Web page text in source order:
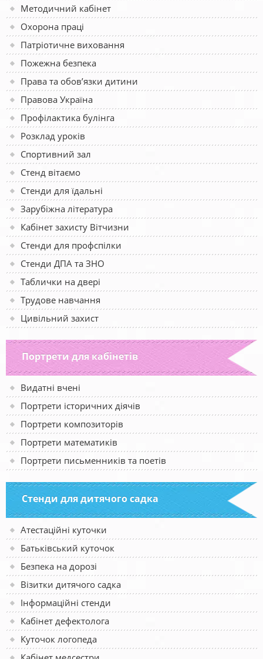
Методичний кабінет
Охорона праці
Патріотичне виховання
Пожежна безпека
Права та обов’язки дитини
Правова Україна
Профілактика булінга
Розклад уроків
Спортивний зал
Стенд вітаємо
Стенди для їдальні
Зарубіжна література
Кабінет захисту Вітчизни
Стенди для профспілки
Стенди ДПА та ЗНО
Таблички на двері
Трудове навчання
Цивільний захист
Портрети для кабінетів
Видатні вчені
Портрети історичних діячів
Портрети композиторів
Портрети математиків
Портрети письменників та поетів
Стенди для дитячого садка
Атестаційні куточки
Батьківський куточок
Безпека на дорозі
Візитки дитячого садка
Інформаційні стенди
Кабінет дефектолога
Куточок логопеда